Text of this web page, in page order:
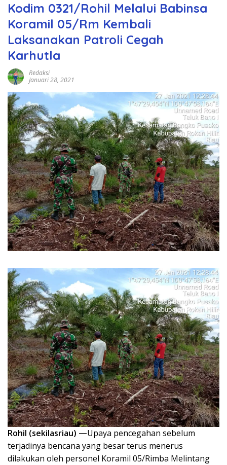
Kodim 0321/Rohil Melalui Babinsa
Koramil 05/Rm Kembali
Laksanakan Patroli Cegah
Karhutla
Redaksi
Januari 28, 2021
Rohil (sekilasriau) —Upaya pencegahan sebelum
terjadinya bencana yang besar terus menerus
dilakukan oleh personel Koramil 05/Rimba Melintang